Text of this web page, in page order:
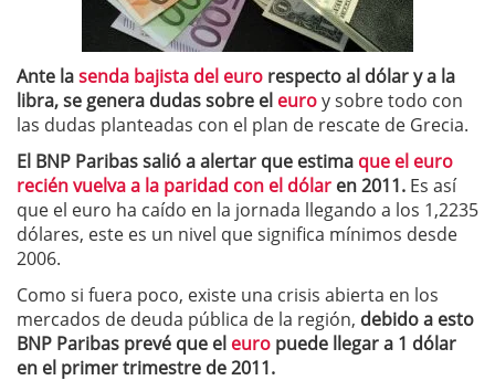
Ante lasenda bajista del euro respecto al dólar y a la
libra, se genera dudas sobre el euroy sobre todo con
las dudas planteadas con el plan de rescate de Grecia.
El BNP Paribas salió a alertar que estima que el euro
recién vuelva a la paridad con el dólar en 2011. Es así
que el euro ha caído en la jornada llegando a los 1,2235
dólares, este es un nivel que significa mínimos desde
2006.
Como si fuera poco, existe una crisis abierta en los
mercados de deuda pública de la región, debido a esto
BNP Paribas prevé que el euro puede llegar a 1 dólar
en el primer trimestre de 2011.